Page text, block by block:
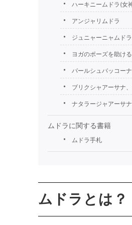
ハーキニームドラ(女
アンジャリムドラ
ジュニャーニャムドラ
ヨガのポーズを助け
パールシュバッコー
ブリクシャアーサナ
ナタラージャアーサ
ムドラに関する書籍
ムドラ手札
ムドラとは？